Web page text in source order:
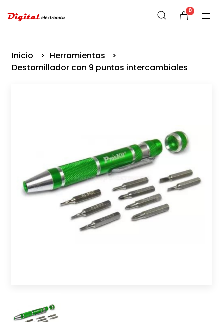
0
Inicio
Herramientas
Destornillador con 9 puntas intercambiales